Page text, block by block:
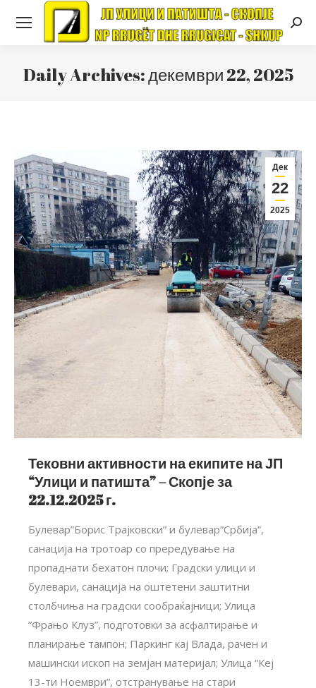
Daily Archives:декември 22, 2025
Дек
22
2025
Тековни активности на екипите на ЈП
“Улици и патишта” – Скопје за
22.12.2025 г.
Булевар”Борис Трајковски” и булевар”Србија”,
санација на тротоар со прередување на
пропаднати бехатон плочи; Градски улици и
булевари, санација на оштетени заштитни
столбчиња на градски сообраќајници; Улица
“Фрањо Клуз”, подготовки за асфалтирање и
планирање тампон; Паркинг кај Влада, рачен и
машински ископ на земјан материјал; Улица “Кеј
13-ти Ноември”, отстранување на стари